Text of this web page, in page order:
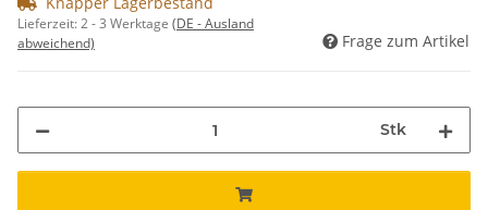
Lieferzeit:2 - 3 Werktage (DE - Ausland
abweichend)
Frage zum Artikel
Stk